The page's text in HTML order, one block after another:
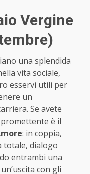
Vergine
una splendida
vita sociale,
esservi utili per
un
Se avete
è il
: in coppia,
totale, dialogo
entrambi una
con gli